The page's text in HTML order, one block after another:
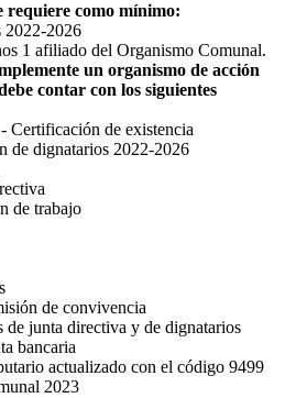
requiere como mínimo:
2022-2026
1 afiliado del Organismo Comunal.
un organismo de acción
contar con los siguientes
Certificación de existencia
de dignatarios 2022-2026
de trabajo
de convivencia
de junta directiva y de dignatarios
bancaria
actualizado con el código 9499
2023